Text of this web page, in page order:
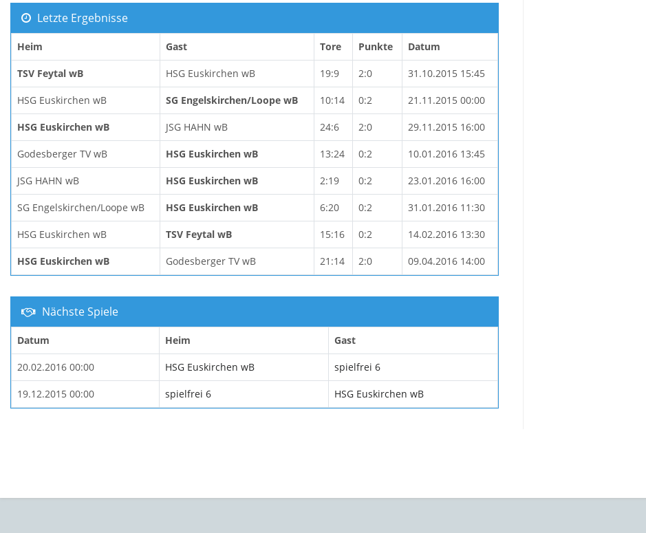
Letzte Ergebnisse
Heim Gast Tore Punkte Datum
TSV Feytal wB HSG Euskirchen wB 19:9 2:0 31.10.2015 15:45
HSG Euskirchen wB SG Engelskirchen/Loope wB 10:14 0:2 21.11.2015 00:00
HSG Euskirchen wB JSG HAHN wB 24:6 2:0 29.11.2015 16:00
Godesberger TV wB HSG Euskirchen wB 13:24 0:2 10.01.2016 13:45
JSG HAHN wB HSG Euskirchen wB 2:19 0:2 23.01.2016 16:00
SG Engelskirchen/Loope wB HSG Euskirchen wB 6:20 0:2 31.01.2016 11:30
HSG Euskirchen wB TSV Feytal wB 15:16 0:2 14.02.2016 13:30
HSG Euskirchen wB Godesberger TV wB 21:14 2:0 09.04.2016 14:00
Nächste Spiele
Datum Heim Gast
20.02.2016 00:00 HSG Euskirchen wB spielfrei 6
19.12.2015 00:00 spielfrei 6 HSG Euskirchen wB